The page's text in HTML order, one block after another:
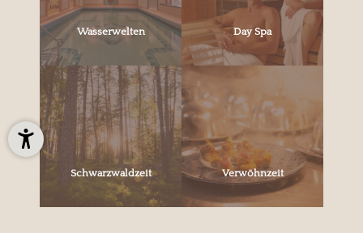
Wasserwelten Day Spa
Schwarzwaldzeit Verwöhnzeit